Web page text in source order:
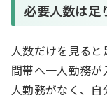
必要人数は足
人数だけを見る
間帯へ一人勤務
人勤務がなく、